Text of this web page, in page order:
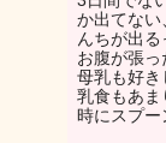
か出てない
んちが出る
お腹が張っ
母乳も好き
乳食もあま
時にスプー